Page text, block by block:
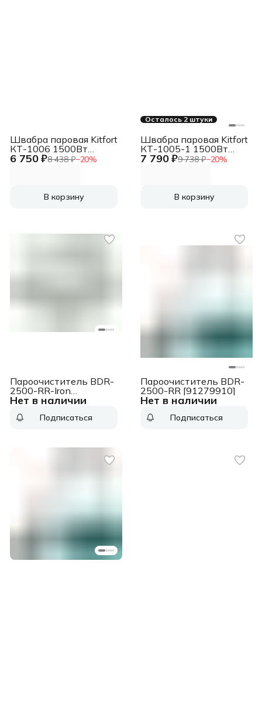
6 750 ₽8 438 ₽−20%
Швабра паровая Kitfort
КТ-1006 1500Вт
белый
В корзину
Осталось 2 штуки
7 790 ₽9 738 ₽−20%
Швабра паровая Kitfort
КТ-1005-1 1500Вт
голубой
В корзину
Нет в наличии
Пароочиститель BDR-
2500-RR-Iron
{Мощность 2300 Вт;
°С; Емкость бачка 1500
гарантия 2 г}
Подписаться
Нет в наличии
Пароочиститель BDR-
2500-RR [91279910]
Подписаться